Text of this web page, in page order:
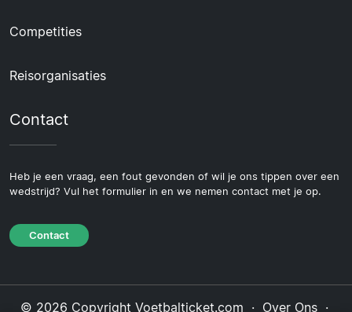
Competities
Reisorganisaties
Contact
Heb je een vraag, een fout gevonden of wil je ons tippen over een
wedstrijd? Vul het formulier in en we nemen contact met je op.
Contact
© 2026 Copyright Voetbalticket.com · Over Ons·